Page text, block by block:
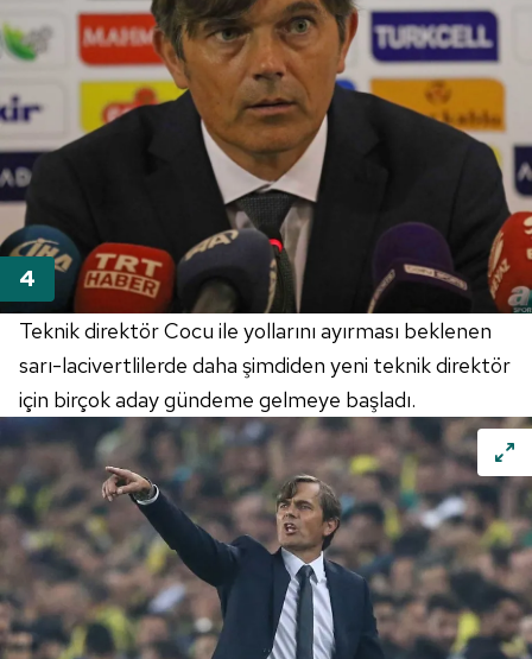
Teknik direktör Cocu ile yollarını ayırması beklenen
sarı-lacivertlilerde daha şimdiden yeni teknik direktör
için birçok aday gündeme gelmeye başladı.